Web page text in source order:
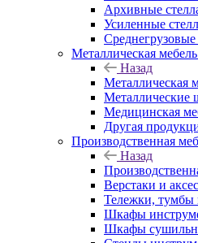
Архивные
Усиленные
Металлическая мебель
Назад
Металлическая
Металлические
Медицинская
Другая
Производственная
Назад
Верстаки и
Тележки, тумбы
Шкафы
Шкафы